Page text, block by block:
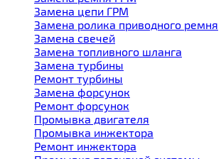
Замена цепи ГРМ
Замена ролика приводного ремня
Замена свечей
Замена топливного шланга
Замена турбины
Ремонт турбины
Замена форсунок
Ремонт форсунок
Промывка двигателя
Промывка инжектора
Ремонт инжектора